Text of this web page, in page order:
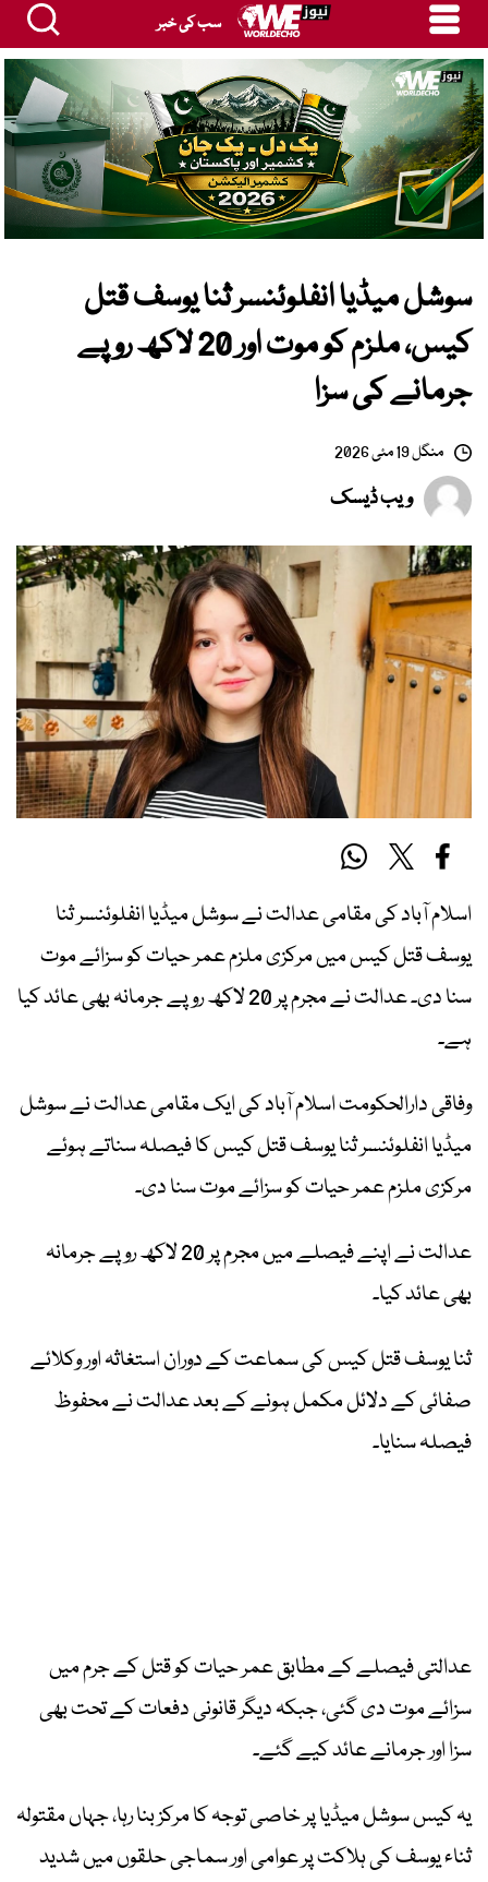
سب کی خبر
سوشل میڈیا انفلوئنسر ثنا یوسف قتل
کیس، ملزم کو موت اور 20 لاکھ روپے
جرمانے کی سزا
منگل 19 مئی 2026
ویب ڈیسک
اسلام آباد کی مقامی عدالت نے سوشل میڈیا انفلوئنسر ثنا
یوسف قتل کیس میں مرکزی ملزم عمر حیات کو سزائے موت
سنا دی۔ عدالت نے مجرم پر 20 لاکھ روپے جرمانہ بھی عائد کیا
ہے۔
وفاقی دارالحکومت اسلام آباد کی ایک مقامی عدالت نے سوشل
میڈیا انفلوئنسر ثنا یوسف قتل کیس کا فیصلہ سناتے ہوئے
مرکزی ملزم عمر حیات کو سزائے موت سنا دی۔
عدالت نے اپنے فیصلے میں مجرم پر 20 لاکھ روپے جرمانہ
بھی عائد کیا۔
ثنا یوسف قتل کیس کی سماعت کے دوران استغاثہ اور وکلائے
صفائی کے دلائل مکمل ہونے کے بعد عدالت نے محفوظ
فیصلہ سنایا۔
عدالتی فیصلے کے مطابق عمر حیات کو قتل کے جرم میں
سزائے موت دی گئی، جبکہ دیگر قانونی دفعات کے تحت بھی
سزا اور جرمانے عائد کیے گئے۔
یہ کیس سوشل میڈیا پر خاصی توجہ کا مرکز بنا رہا، جہاں مقتولہ
ثناء یوسف کی ہلاکت پر عوامی اور سماجی حلقوں میں شدید